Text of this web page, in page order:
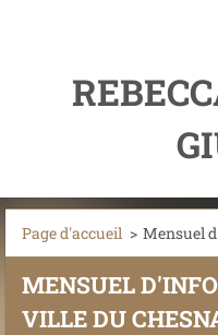
Page d'accueil > Mensuel
MENSUEL
VILLE DU